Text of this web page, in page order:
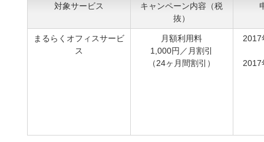
対象サービス
キャンペーン内容（税
抜）
まるらくオフィスサービ
ス
月額利用料
1,000円／月割引
（24ヶ月間割引）
2017
2017